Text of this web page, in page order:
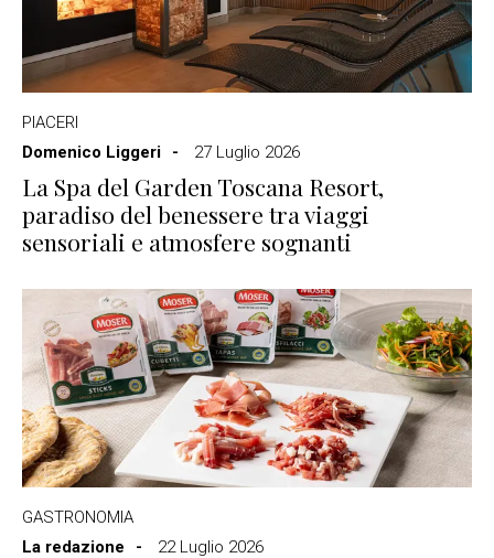
PIACERI
Domenico Liggeri
27 Luglio 2026
La Spa del Garden Toscana Resort,
paradiso del benessere tra viaggi
sensoriali e atmosfere sognanti
GASTRONOMIA
La redazione
22 Luglio 2026